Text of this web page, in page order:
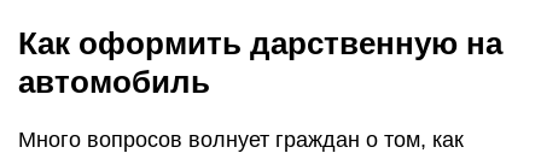
Как оформить дарственную на
автомобиль
Много вопросов волнует граждан о том, как